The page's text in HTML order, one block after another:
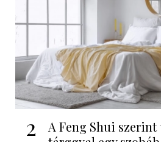
2
A Feng Shui szerint